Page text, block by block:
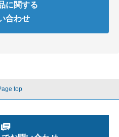
に関する
合わせ
top